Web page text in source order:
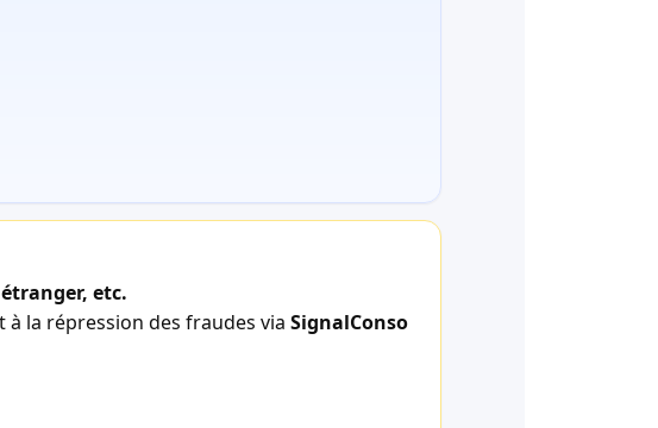
etc.
à la répression des fraudes via SignalConso